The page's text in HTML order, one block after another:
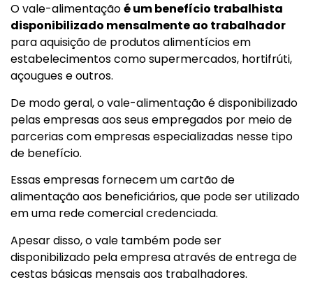
O vale-alimentaçãoé um benefício trabalhista
disponibilizado mensalmente ao trabalhador
para aquisição de produtos alimentícios em
estabelecimentos como supermercados, hortifrúti,
açougues e outros.
De modo geral, o vale-alimentação é disponibilizado
pelas empresas aos seus empregados por meio de
parcerias com empresas especializadas nesse tipo
de benefício.
Essas empresas fornecem um cartão de
alimentação aos beneficiários, que pode ser utilizado
em uma rede comercial credenciada.
Apesar disso, o vale também pode ser
disponibilizado pela empresa através de entrega de
cestas básicas mensais aos trabalhadores.